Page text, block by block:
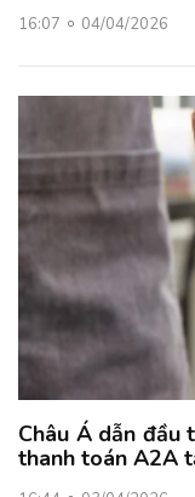
16:07 04/04/2026
Châu Á dẫn đầu
thanh toán A2A